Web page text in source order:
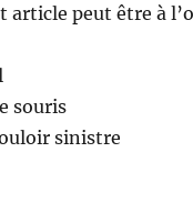
article peut être à
souris
sinistre